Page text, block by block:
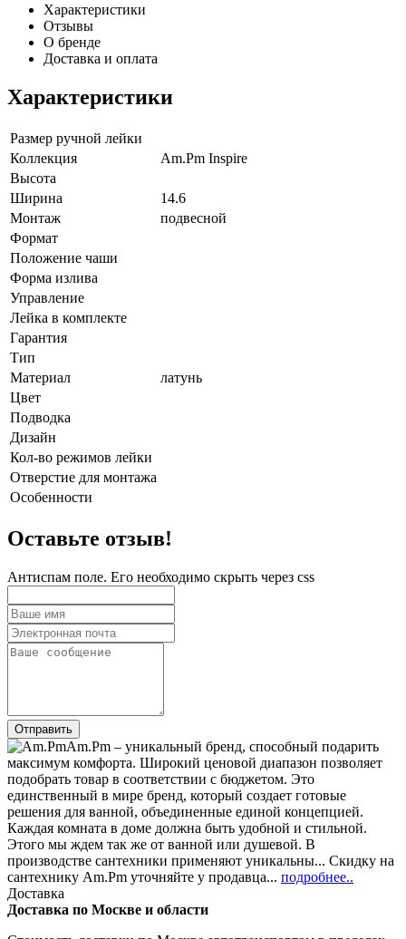
Характеристики
Отзывы
О бренде
Доставка и оплата
Характеристики
Размер ручной лейки
Коллекция
Am.Pm Inspire
Высота
Ширина
14.6
Монтаж
подвесной
Формат
Положение чаши
Форма излива
Управление
Лейка в комплекте
Гарантия
Тип
Материал
латунь
Цвет
Подводка
Дизайн
Кол-во режимов лейки
Отверстие для монтажа
Особенности
Оставьте отзыв!
Антиспам поле. Его необходимо скрыть через css
Am.Pm – уникальный бренд, способный подарить
максимум комфорта. Широкий ценовой диапазон позволяет
подобрать товар в соответствии с бюджетом. Это
единственный в мире бренд, который создает готовые
решения для ванной, объединенные единой концепцией.
Каждая комната в доме должна быть удобной и стильной.
Этого мы ждем так же от ванной или душевой. В
производстве сантехники применяют уникальны... Скидку на
сантехнику Am.Pm уточняйте у продавца... подробнее..
Доставка
Доставка по Москве и области